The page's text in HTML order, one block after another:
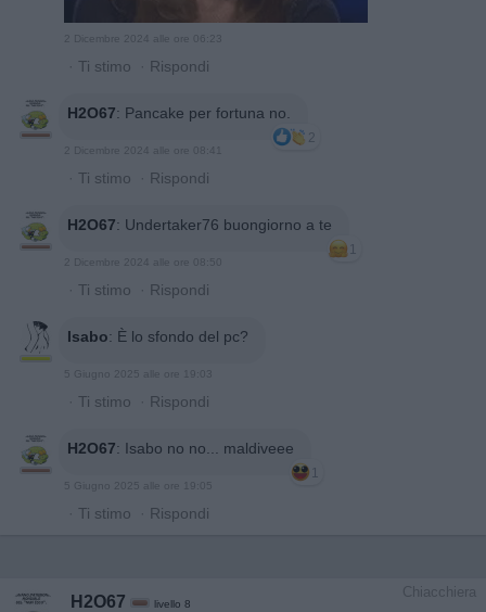
2 Dicembre 2024 alle ore 06:23
· Ti stimo · Rispondi
H2O67: Pancake per fortuna no.
2
2 Dicembre 2024 alle ore 08:41
· Ti stimo · Rispondi
H2O67: Undertaker76 buongiorno a te
1
2 Dicembre 2024 alle ore 08:50
· Ti stimo · Rispondi
Isabo: È lo sfondo del pc?
5 Giugno 2025 alle ore 19:03
· Ti stimo · Rispondi
H2O67: Isabo no no... maldiveee
1
5 Giugno 2025 alle ore 19:05
· Ti stimo · Rispondi
Chiacchiera
H2O67 livello 8